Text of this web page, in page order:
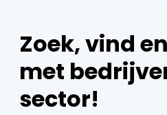
Direct contact
Evenement aanmelden
Meest gelezen
Zoek, vind
met
sector!